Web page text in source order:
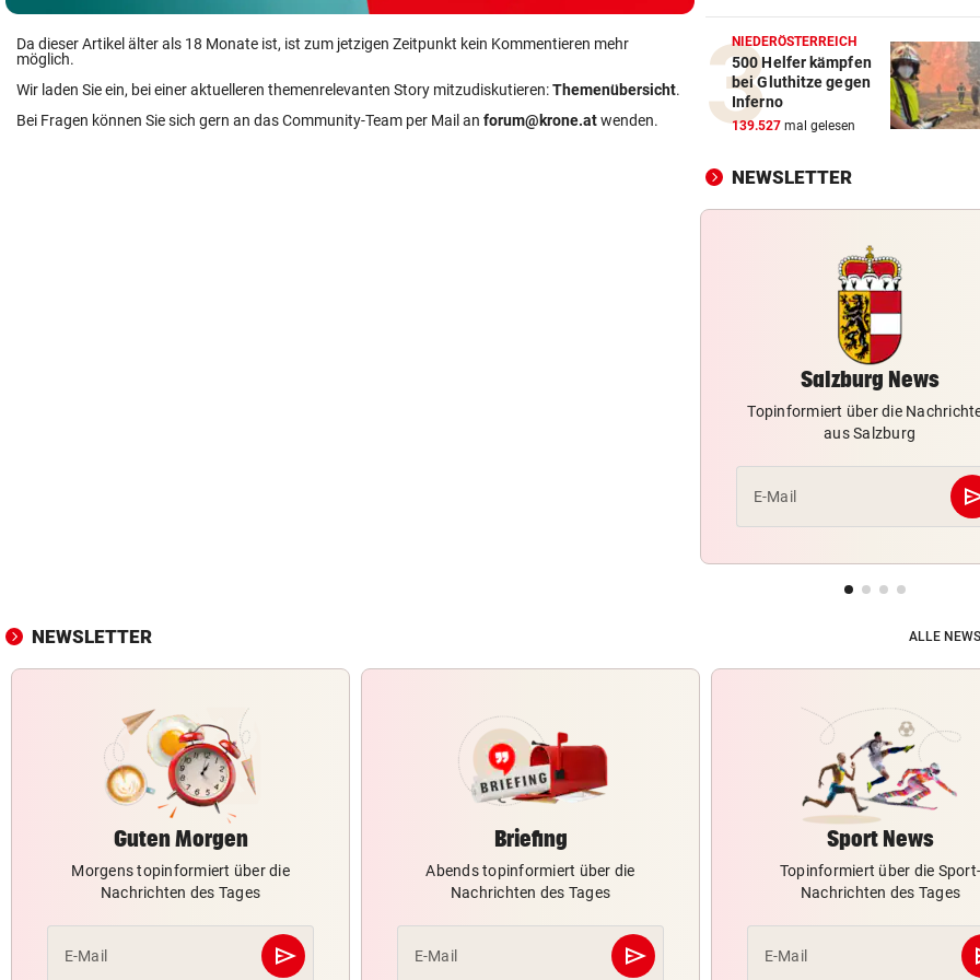
Da dieser Artikel älter als 18 Monate ist, ist zum jetzigen Zeitpunkt kein Kommentieren mehr
möglich.
Wir laden Sie ein, bei einer aktuelleren themenrelevanten Story mitzudiskutieren:Themenübersicht.
Bei Fragen können Sie sich gern an das Community-Team per Mail an forum@krone.atwenden.
Verheerende Unwetter
massive Schäden an
LANGER EUROPACUPABEND vor
Salzburg: Lob von
„KRONE“-KOLUMNE
Austria Salzburg setzt auf
Leistungsprinzip
TROTZ KRANKHEIT
Starkoch Lafer kann’s nicht
NIEDERÖSTERREICH
500 Helfer kämpfen
bei Gluthitze gegen
Inferno
139.527 mal gelesen
NEWSLETTER
Salzburg News
Topinformiert über die
aus Salzburg
E-Mail
NEWSLETTER ALLE
Guten Morgen
Morgens topinformiert über die
Nachrichten des Tages
E-Mail send
Abschicken
Briefing
Abends topinformiert über die
Nachrichten des Tages
E-Mail send
Abschicken
Sport News
Topinformiert über die Sport-
Nachrichten des Tages
E-Mail